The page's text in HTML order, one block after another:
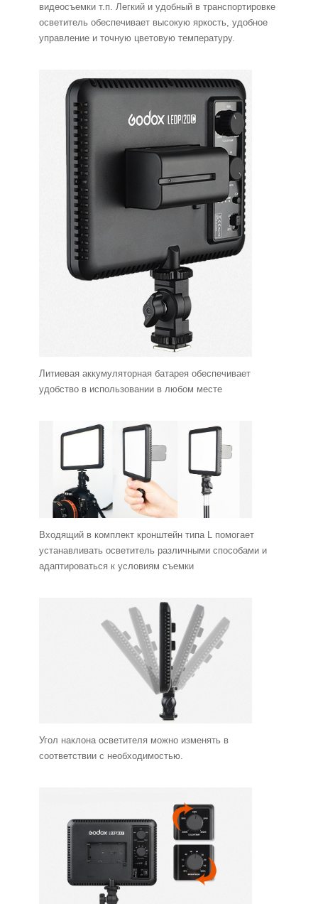
видеосъемки т.п. Легкий и удобный в транспортировке
осветитель обеспечивает высокую яркость, удобное
управление и точную цветовую температуру.
Литиевая аккумуляторная батарея обеспечивает
удобство в использовании в любом месте
Входящий в комплект кронштейн типа L помогает
устанавливать осветитель различными способами и
адаптироваться к условиям съемки
Угол наклона осветителя можно изменять в
соответствии с необходимостью.